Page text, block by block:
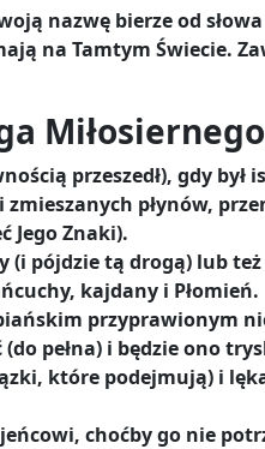
nazwę bierze od słowa
na Tamtym Świecie.
przeszedł), gdy
płynów,
Jego Znaki).
pójdzie tą drogą) lub
kajdany i Płomień.
przyprawionym
pełna) i będzie ono
które podejmują) i
choćby go nie